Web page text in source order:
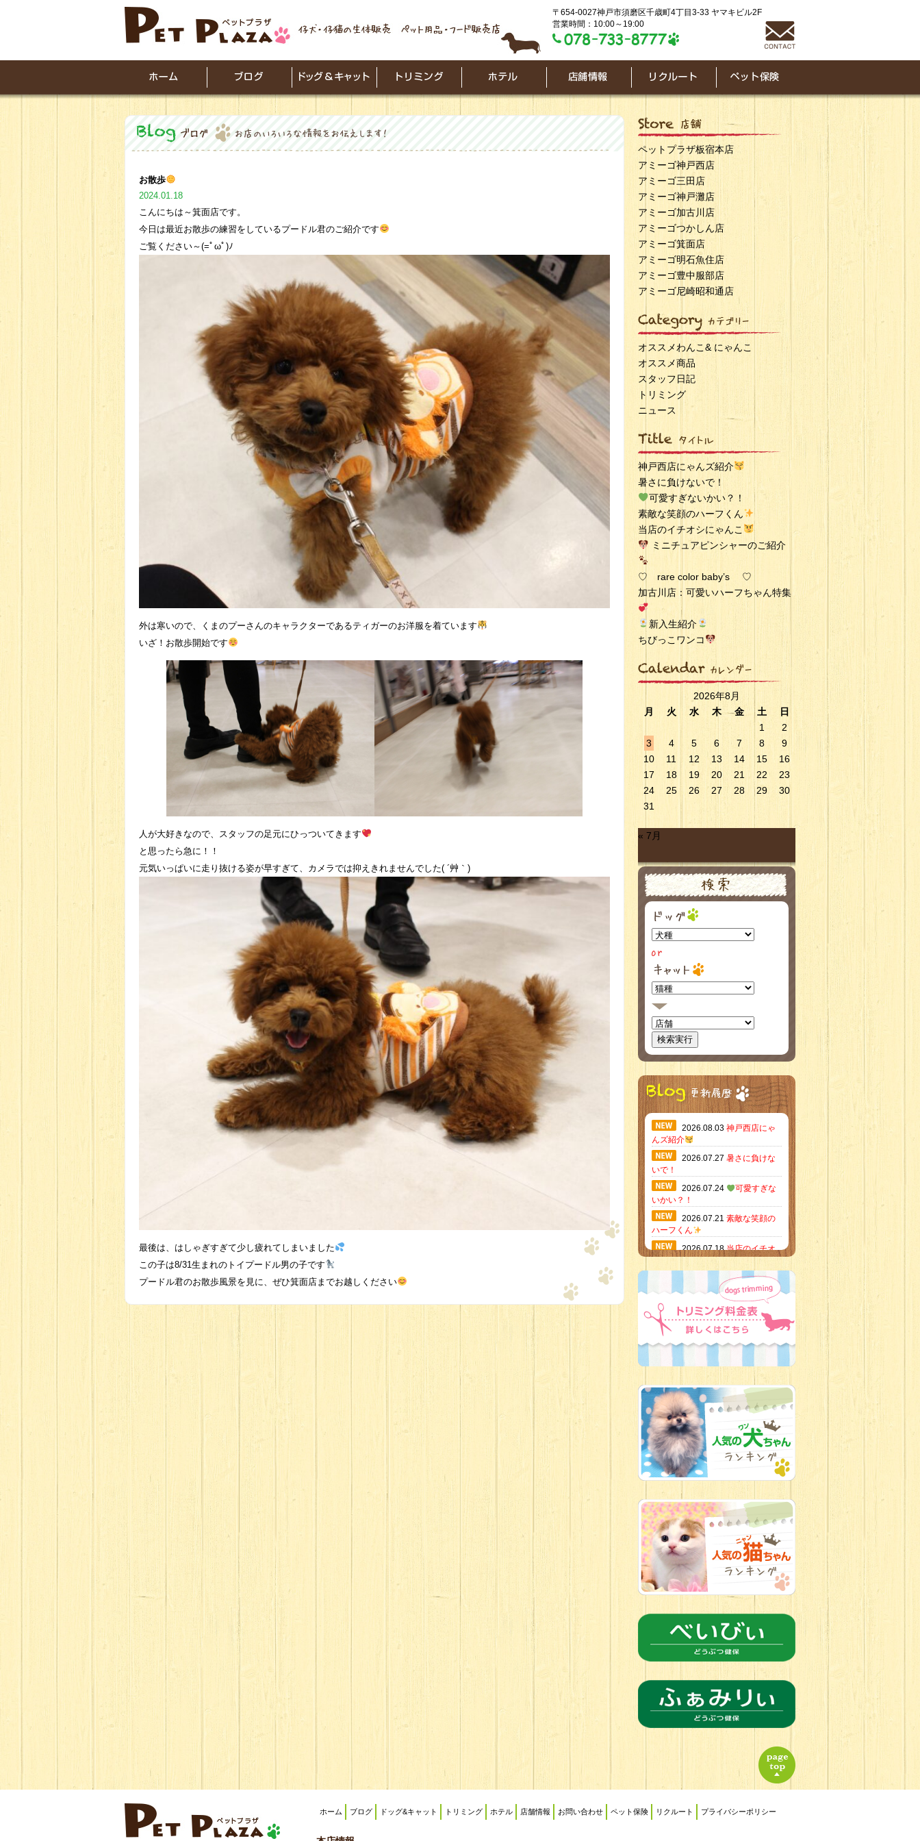
〒654-0027神戸市須磨区千歳町4丁目3-33 ヤマキビル2F
営業時間：10:00～19:00
お散歩
2024.01.18
こんにちは～箕面店です。
今日は最近お散歩の練習をしているプードル君のご紹介です
ご覧ください～(=ﾟωﾟ)ﾉ
外は寒いので、くまのプーさんのキャラクターであるティガーのお洋服を着ています
いざ！お散歩開始です
人が大好きなので、スタッフの足元にひっついてきます
と思ったら急に！！
元気いっぱいに走り抜ける姿が早すぎて、カメラでは抑えきれませんでした( ´艸｀)
最後は、はしゃぎすぎて少し疲れてしまいました
この子は8/31生まれのトイプードル男の子です
プードル君のお散歩風景を見に、ぜひ箕面店までお越しください
ペットプラザ板宿本店
アミーゴ神戸西店
アミーゴ三田店
アミーゴ神戸灘店
アミーゴ加古川店
アミーゴつかしん店
アミーゴ箕面店
アミーゴ明石魚住店
アミーゴ豊中服部店
アミーゴ尼崎昭和通店
オススメわんこ& にゃんこ
オススメ商品
スタッフ日記
トリミング
ニュース
神戸西店にゃんズ紹介
暑さに負けないで！
可愛すぎないかい？！
素敵な笑顔のハーフくん
当店のイチオシにゃんこ
ミニチュアピンシャーのご紹介
♡ rare color baby’s ♡
加古川店：可愛いハーフちゃん特集
新入生紹介
ちびっこワンコ
2026年8月
月
火 水 木 金 土
日
1
2
3
4 5 6 7 8
9
10
11 12 13 14 15
16
17
18 19 20 21 22
23
24
25 26 27 28 29
30
31
« 7月
2026.08.03 神戸西店にゃ
んズ紹介
2026.07.27 暑さに負けな
いで！
2026.07.24
可愛すぎな
いかい？！
2026.07.21 素敵な笑顔の
ハーフくん
2026.07.18当店のイチオ
ミニチュア
ピンシャーのご紹介
2026.07.12♡ rare color
baby’s ♡
2026.07.06 新入生紹介
2026.07.03ちびっこワン
コ
2026.07.01
ダラダラな猫
スタッフ
2026.06.27新入生
2026.06.24
2026.06.21
転入生のご紹
介(*ﾉωﾉ)
2026.06.18
チョコカラー
にキュン
チワワの女の子
ホーム ブログ ドッグ&キャット トリミング ホテル 店舗情報 お問い合わせ ペット保険 リクルート プライバシーポリシー